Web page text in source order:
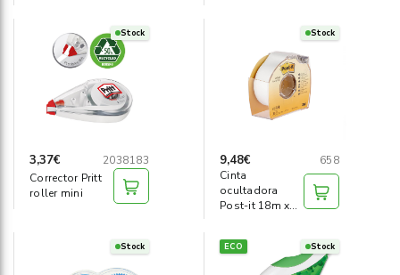
Stock
3,37€
2038183
Corrector Pritt
roller mini
Stock
9,48€
658
Cinta
ocultadora
Post-it 18m x
Stock ECO Stock